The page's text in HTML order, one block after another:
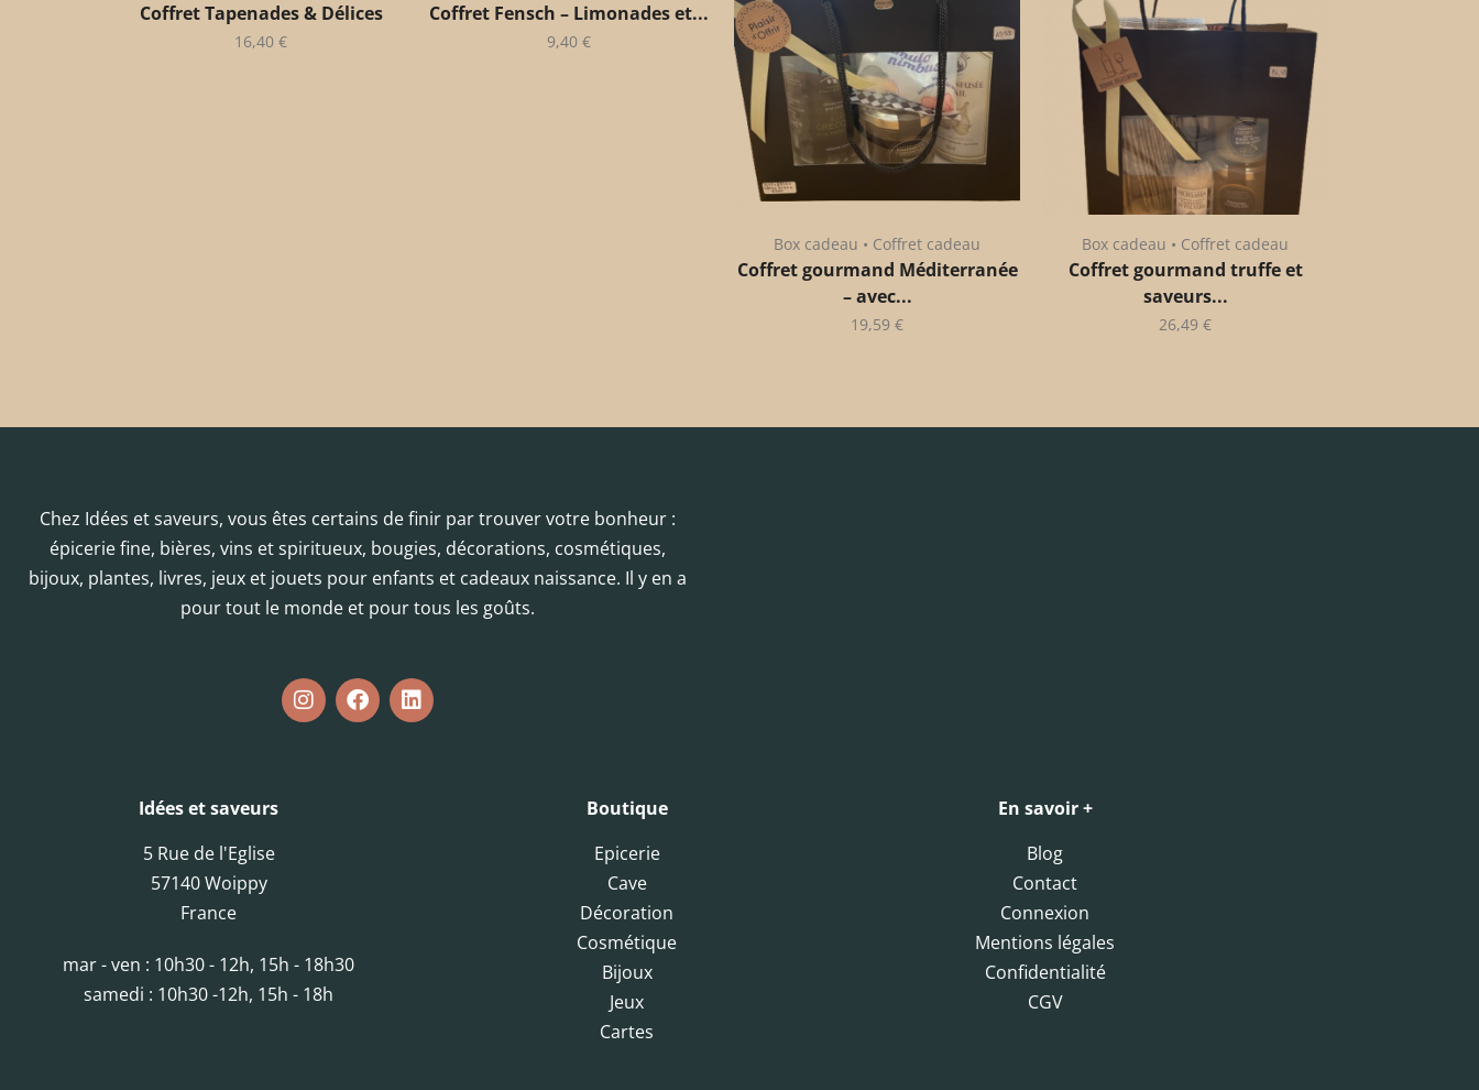
Coffret Tapenades & Délices
16,40 €
Coffret Fensch – Limonades et...
9,40 €
Box cadeau • Coffret cadeau
Coffret gourmand Méditerranée
– avec...
19,59 €
Box cadeau • Coffret cadeau
Coffret gourmand truffe et
saveurs...
26,49 €
Chez Idées et saveurs, vous êtes certains de finir par trouver votre bonheur :
épicerie fine, bières, vins et spiritueux, bougies, décorations, cosmétiques,
bijoux, plantes, livres, jeux et jouets pour enfants et cadeaux naissance. Il y en a
pour tout le monde et pour tous les goûts.
Idées et saveurs
5 Rue de l'Eglise
57140 Woippy
France
mar - ven : 10h30 - 12h, 15h - 18h30
samedi : 10h30 -12h, 15h - 18h
Boutique
Epicerie
Cave
Décoration
Cosmétique
Bijoux
Jeux
Cartes
En savoir +
Blog
Contact
Connexion
Mentions légales
Confidentialité
CGV